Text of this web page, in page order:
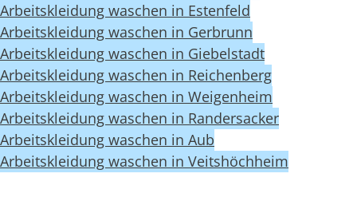
Arbeitskleidung waschen in Estenfeld
Arbeitskleidung waschen in Gerbrunn
Arbeitskleidung waschen in Giebelstadt
Arbeitskleidung waschen in Reichenberg
Arbeitskleidung waschen in Weigenheim
Arbeitskleidung waschen in Randersacker
Arbeitskleidung waschen in Aub
Arbeitskleidung waschen in Veitshöchheim